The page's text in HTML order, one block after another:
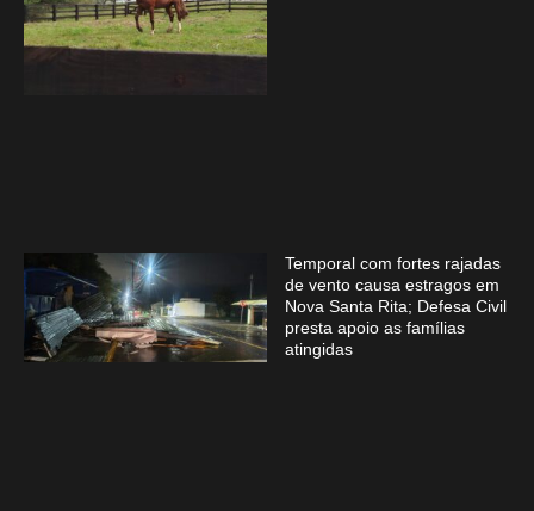
Temporal com fortes rajadas
de vento causa estragos em
Nova Santa Rita; Defesa Civil
presta apoio as famílias
atingidas